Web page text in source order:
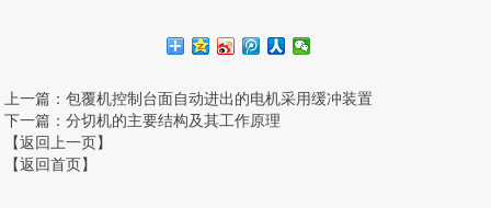
上一篇 ：包覆机控制台面自动进出的电机采用缓冲装置
下一篇 ：分切机的主要结构及其工作原理
【返回上一页】
【返回首页】